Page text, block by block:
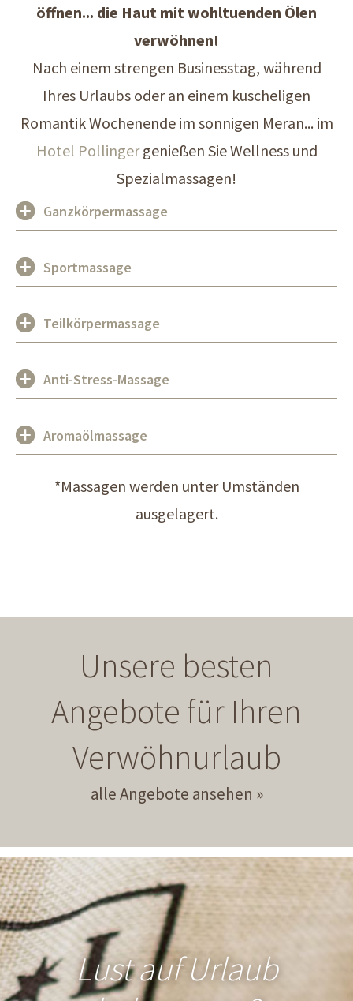
öffnen... die Haut mit wohltuenden Ölen
verwöhnen!
Nach einem strengen Businesstag, während
Ihres Urlaubs oder an einem kuscheligen
Romantik Wochenende im sonnigen Meran... im
Hotel Pollingergenießen Sie Wellness und
Spezialmassagen!
Ganzkörpermassage
Sportmassage
Teilkörpermassage
Anti-Stress-Massage
Aromaölmassage
*Massagen werden unter Umständen
ausgelagert.
Unsere besten
Angebote für Ihren
Verwöhnurlaub
alle Angebote ansehen
Lust auf Urlaub